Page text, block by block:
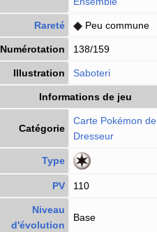
Rareté Peu commune
Numérotation 138/159
Illustration Saboteri
Informations de jeu
Catégorie
Carte Pokémon de
Dresseur
Type
PV 110
Niveau
d'évolution
Base